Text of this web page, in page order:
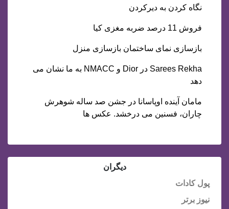
نگاه کردن به دیرکردن
فروش 11 درصد ضربه مغزی کیا
بازسازی نمای ساختمان بازسازی منزل
Sarees Rekha در Dior و NMACC به ما نشان می
دهد
مامان آینده اوپاسانا در جشن صد ساله شوهرش
چاران، فسنین می درخشد. عکس ها
دیگران
پول کادات
نیوز برتر